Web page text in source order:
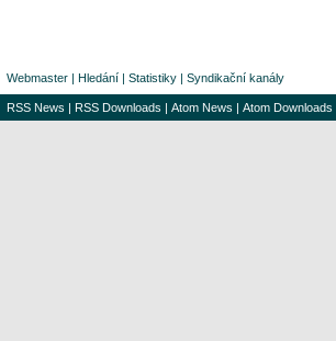
Webmaster | Hledání | Statistiky | Syndikační kanály
RSS News | RSS Downloads | Atom News | Atom Downloads